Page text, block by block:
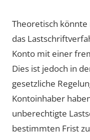
Theoretisch
das
Konto mit einer
Dies ist jedoch in
gesetzliche
Kontoinhaber
unberechtigte
bestimmten Frist